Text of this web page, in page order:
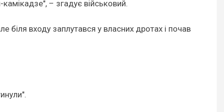
– згадує військовий.
біля входу заплутався у власних дротах і почав